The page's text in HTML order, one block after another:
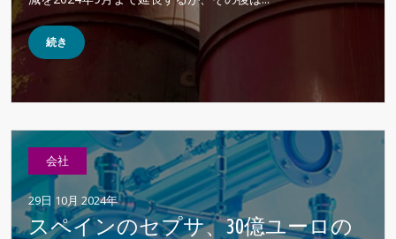
続き
会社
29日 10月 2024年
スペインのセプサ、30億ユーロの